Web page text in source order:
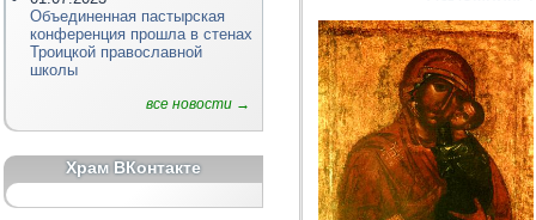
Объединенная пастырская
конференция прошла в стенах
Троицкой православной
школы
все новости →
Храм ВКонтакте